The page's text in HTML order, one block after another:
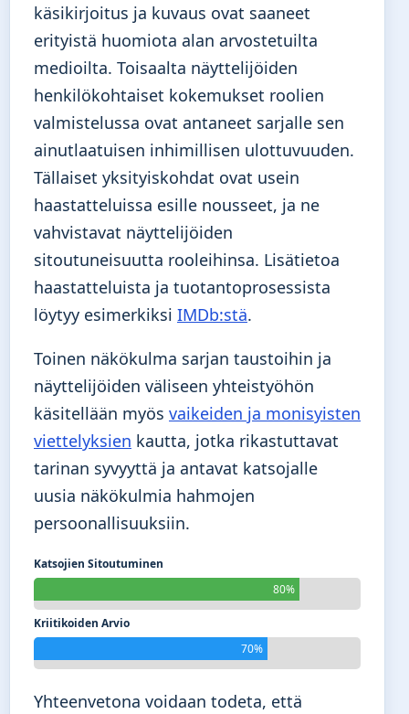
käsikirjoitus ja kuvaus ovat saaneet
erityistä huomiota alan arvostetuilta
medioilta. Toisaalta näyttelijöiden
henkilökohtaiset kokemukset roolien
valmistelussa ovat antaneet sarjalle sen
ainutlaatuisen inhimillisen ulottuvuuden.
Tällaiset yksityiskohdat ovat usein
haastatteluissa esille nousseet, ja ne
vahvistavat näyttelijöiden
sitoutuneisuutta rooleihinsa. Lisätietoa
haastatteluista ja tuotantoprosessista
löytyy esimerkiksi IMDb:stä.
Toinen näkökulma sarjan taustoihin ja
näyttelijöiden väliseen yhteistyöhön
käsitellään myös vaikeiden ja monisyisten
viettelyksien kautta, jotka rikastuttavat
tarinan syvyyttä ja antavat katsojalle
uusia näkökulmia hahmojen
persoonallisuuksiin.
Katsojien Sitoutuminen
80%
Kriitikoiden Arvio
70%
Yhteenvetona voidaan todeta, että